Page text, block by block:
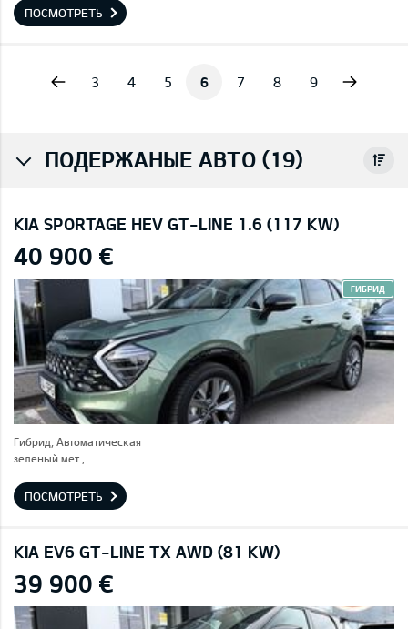
ПОСМОТРЕТЬ
3 4 5 6 7 8 9
ПОДЕРЖАНЫЕ АВТО (19)
KIA SPORTAGE HEV GT-LINE 1.6 (117 KW)
40 900 €
ГИБРИД
Гибрид, Автоматическая
зеленый мет.,
ПОСМОТРЕТЬ
KIA EV6 GT-LINE TX AWD (81 KW)
39 900 €